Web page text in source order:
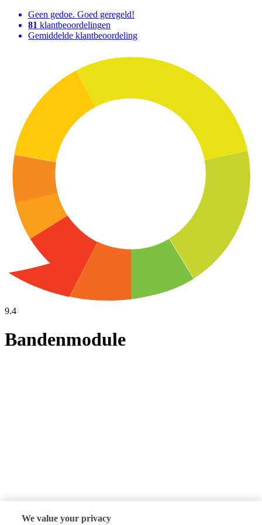
Geen gedoe. Goed geregeld!
81 klantbeoordelingen
Gemiddelde klantbeoordeling
9.4
Bandenmodule
We value your privacy